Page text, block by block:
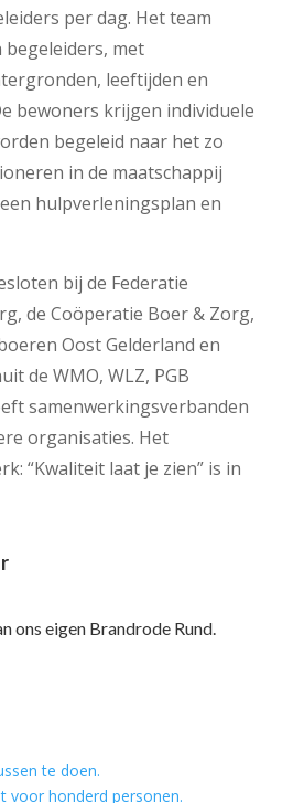
per dag. Het team
met
leeftijden en
bewoners krijgen individuele
begeleid naar het zo
in de maatschappij
hulpverleningsplan en
bij de Federatie
de Coöperatie Boer & Zorg,
Oost Gelderland en
de WMO, WLZ, PGB
samenwerkingsverbanden
organisaties. Het
“Kwaliteit laat je zien” is in
ons eigen Brandrode Rund.
te doen.
voor honderd personen.